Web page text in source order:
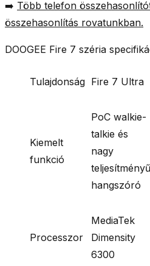
➡️ Több telefon
összehasonlítás rovatunkban.
DOOGEE Fire 7 széria
Tulajdonság Fire 7 Ultra
Kiemelt
funkció
PoC walkie-
talkie és
nagy
teljesítményű
hangszóró
Processzor
MediaTek
Dimensity
6300